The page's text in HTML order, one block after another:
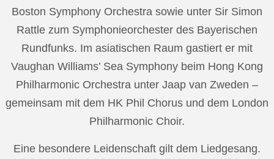
Boston Symphony Orchestra sowie unter Sir Simon
Rattle zum Symphonieorchester des Bayerischen
Rundfunks. Im asiatischen Raum gastiert er mit
Vaughan Williams’ Sea Symphony beim Hong Kong
Philharmonic Orchestra unter Jaap van Zweden –
gemeinsam mit dem HK Phil Chorus und dem London
Philharmonic Choir.
Eine besondere Leidenschaft gilt dem Liedgesang.